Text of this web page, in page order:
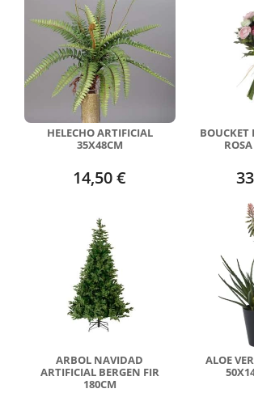
HELECHO ARTIFICIAL
35X48CM
14,50 €
BOUCKET
ARBOL NAVIDAD
ARTIFICIAL BERGEN FIR
180CM
ALOE